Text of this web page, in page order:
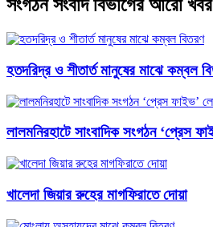
সংগঠন সংবাদ বিভাগের আরো খবর
হতদরিদ্র ও শীতার্ত মানুষের মাঝে কম্বল
লালমনিরহাটে সাংবাদিক সংগঠন ‘প্রেস
খালেদা জিয়ার রুহের মাগফিরাতে দোয়া